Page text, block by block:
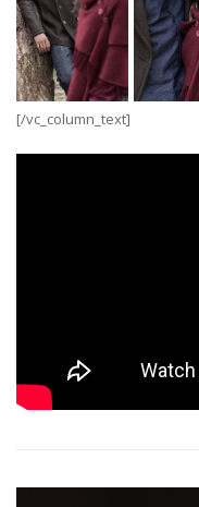
[/vc_column_text]